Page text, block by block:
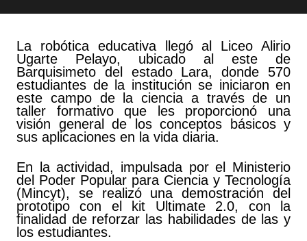
La robótica educativa llegó al Liceo Alirio
Ugarte Pelayo, ubicado al este de
Barquisimeto del estado Lara, donde 570
estudiantes de la institución se iniciaron en
este campo de la ciencia a través de un
taller formativo que les proporcionó una
visión general de los conceptos básicos y
sus aplicaciones en la vida diaria.
En la actividad, impulsada por el Ministerio
del Poder Popular para Ciencia y Tecnología
(Mincyt), se realizó una demostración del
prototipo con el kit Ultimate 2.0, con la
finalidad de reforzar las habilidades de las y
los estudiantes.